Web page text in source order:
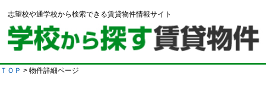
志望校や通学校から検索できる賃貸物件情報サイト
ＴＯＰ > 物件詳細ページ